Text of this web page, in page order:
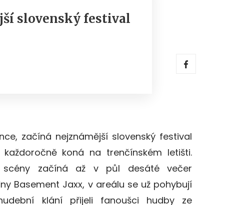
slovenský festival
začíná nejznámější slovenský festival
koná na trenčínském letišti.
scény začíná až v půl desáté večer
Basement Jaxx, v areálu se už pohybují
klání přijeli fanoušci hudby ze